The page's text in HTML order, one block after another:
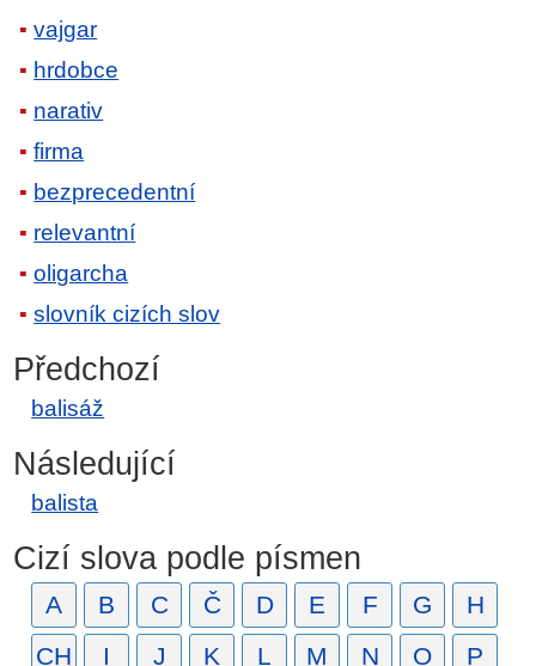
vajgar
hrdobce
narativ
firma
bezprecedentní
relevantní
oligarcha
slovník cizích slov
Předchozí
balisáž
Následující
balista
Cizí slova podle písmen
A B C Č D E F G
H
CH
I J K L M N O P